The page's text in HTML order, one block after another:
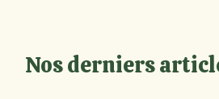
Nos derniers